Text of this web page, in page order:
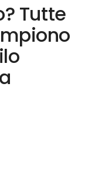
Tutte